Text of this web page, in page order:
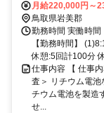
駐車場利用OK ※バ
月給220,000円～
鳥取県岩美郡
勤務時間 実働時
【勤務時間】
休憩:5回計100分
仕事内容 【 仕事
査＞ リチウム電池
チウム電池を製造
せ...